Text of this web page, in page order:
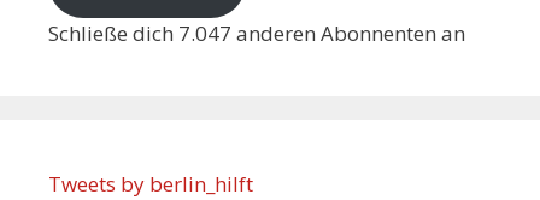
Schließe dich 7.047 anderen Abonnenten an
Tweets by berlin_hilft